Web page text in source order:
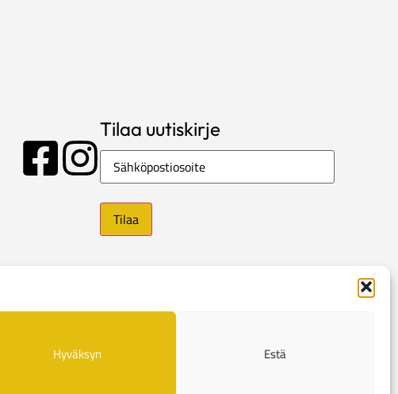
Hyväksyn Estä
Tilaa uutiskirje
Sähköposti